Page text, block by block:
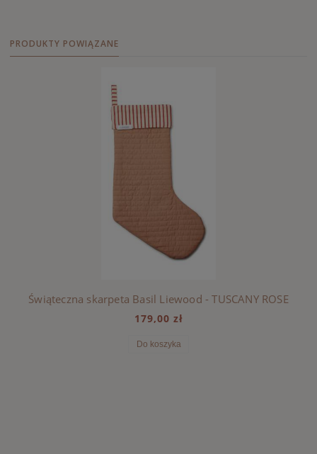
PRODUKTY POWIĄZANE
Świąteczna skarpeta Basil Liewood - TUSCANY ROSE
179,00 zł
Do koszyka